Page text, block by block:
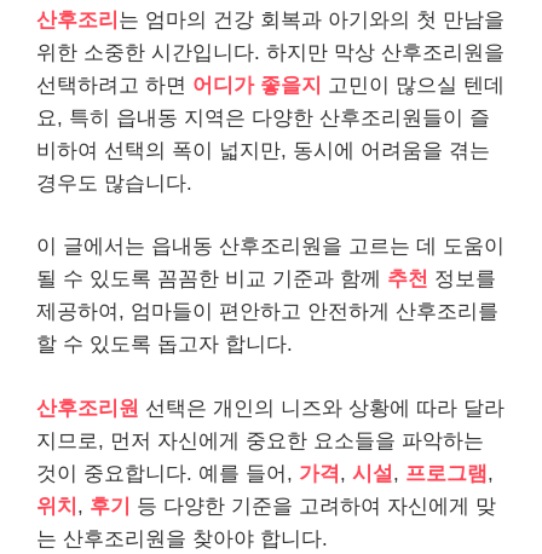
산후조리 는 엄마의 건강 회복과 아기와의 첫 만남을
위한 소중한 시간입니다. 하지만 막상 산후조리원을
선택하려고 하면 어디가 좋을지
고민이 많으실 텐데
요, 특히 읍내동 지역은 다양한 산후조리원들이 즐
비하여 선택의 폭이 넓지만, 동시에 어려움을 겪는
경우도 많습니다.
이 글에서는 읍내동 산후조리원을 고르는 데 도움이
될 수 있도록 꼼꼼한 비교 기준과 함께 추천 정보를
제공하여, 엄마들이 편안하고 안전하게 산후조리를
할 수 있도록 돕고자 합니다.
산후조리원 선택은 개인의 니즈와 상황에 따라 달라
지므로, 먼저 자신에게 중요한 요소들을 파악하는
것이 중요합니다. 예를 들어, 가격 , 시설 , 프로그램 ,
위치 , 후기
등 다양한 기준을 고려하여 자신에게 맞
는 산후조리원을 찾아야 합니다.